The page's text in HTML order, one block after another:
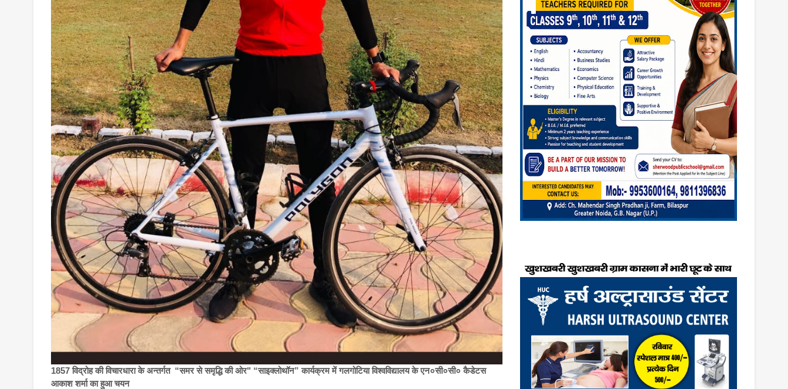
1857 विद्रोह की विचारधारा के अन्तर्गत “समर से समृद्धि की ओर" “साइक्लोथॉन” कार्यक्रम में गलगोटिया विश्वविद्यालय के एन०सी०सी० कैडेटस
आकाश शर्मा का हुआ चयन